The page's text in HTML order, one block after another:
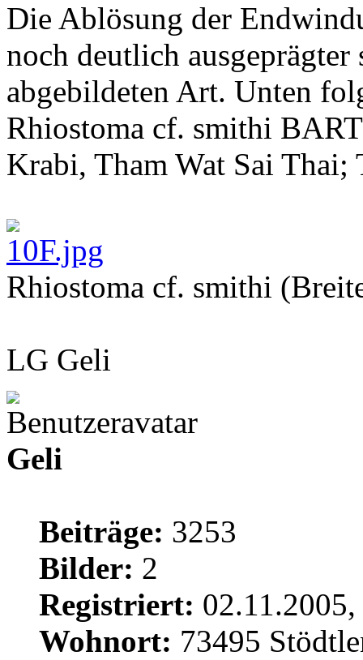
Die Ablösung der
noch deutlich ausgeprägter
abgebildeten Art. Unten
Rhiostoma cf. smithi
Krabi, Tham Wat Sai Thai;
Rhiostoma cf. smithi
LG Geli
Geli
Beiträge: 3253
Bilder: 2
Registriert:
Wohnort: 73495